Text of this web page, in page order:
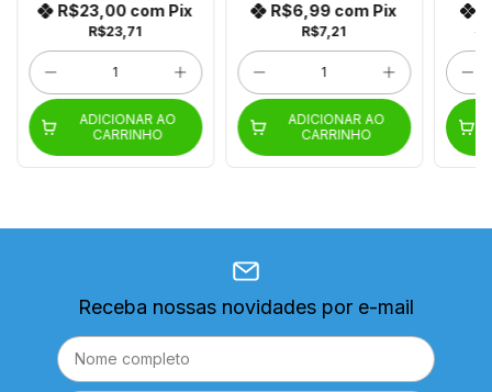
R$23,71
R$23,00 com Pix
ADICIONAR AO
CARRINHO
R$7,21
R$6,99 com Pix
ADICIONAR AO
CARRINHO
Receba nossas novidades por e-mail